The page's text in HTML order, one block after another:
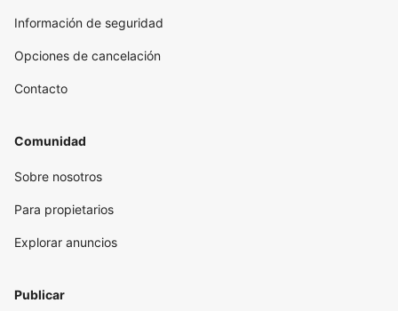
Información de seguridad
Opciones de cancelación
Contacto
Comunidad
Sobre nosotros
Para propietarios
Explorar anuncios
Publicar